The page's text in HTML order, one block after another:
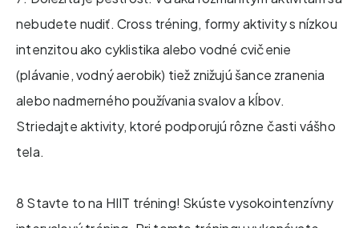
nebudete nudiť. Cross tréning, formy aktivity s nízkou
intenzitou ako cyklistika alebo vodné cvičenie
(plávanie, vodný aerobik) tiež znižujú šance zranenia
alebo nadmerného používania svalov a kĺbov.
Striedajte aktivity, ktoré podporujú rôzne časti vášho
tela.
8 Stavte to na HIIT tréning! Skúste vysokointenzívny